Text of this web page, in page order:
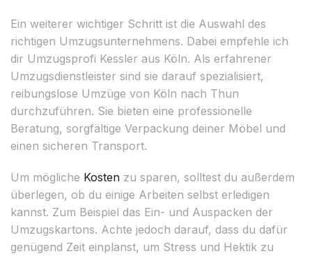
Ein weiterer wichtiger Schritt ist die Auswahl des
richtigen Umzugsunternehmens. Dabei empfehle ich
dir Umzugsprofi Kessler aus Köln. Als erfahrener
Umzugsdienstleister sind sie darauf spezialisiert,
reibungslose Umzüge von Köln nach Thun
durchzuführen. Sie bieten eine professionelle
Beratung, sorgfältige Verpackung deiner Möbel und
einen sicheren Transport.
Um mögliche Kosten zu sparen, solltest du außerdem
überlegen, ob du einige Arbeiten selbst erledigen
kannst. Zum Beispiel das Ein- und Auspacken der
Umzugskartons. Achte jedoch darauf, dass du dafür
genügend Zeit einplanst, um Stress und Hektik zu